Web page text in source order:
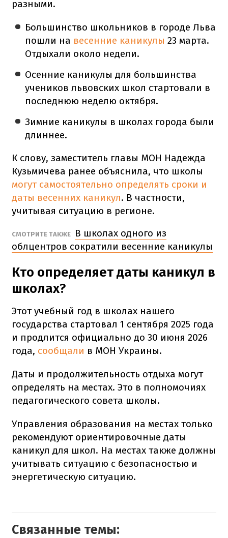
разными.
Большинство школьников в городе Льва
пошли на весенние каникулы 23 марта.
Отдыхали около недели.
Осенние каникулы для большинства
учеников львовских школ стартовали в
последнюю неделю октября.
Зимние каникулы в школах города были
длиннее.
К слову, заместитель главы МОН Надежда
Кузьмичева ранее объяснила, что школы
могут самостоятельно определять сроки и
даты весенних каникул. В частности,
учитывая ситуацию в регионе.
СМОТРИТЕ ТАКЖЕ
В школах одного из
облцентров сократили весенние каникулы
Кто определяет даты каникул в
школах?
Этот учебный год в школах нашего
государства стартовал 1 сентября 2025 года
и продлится официально до 30 июня 2026
года, сообщали в МОН Украины.
Даты и продолжительность отдыха могут
определять на местах. Это в полномочиях
педагогического совета школы.
Управления образования на местах только
рекомендуют ориентировочные даты
каникул для школ. На местах также должны
учитывать ситуацию с безопасностью и
энергетическую ситуацию.
Связанные темы: